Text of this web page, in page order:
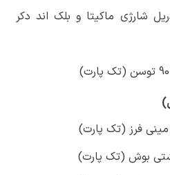
شارژی ماکیتا و بلک اند دکر
فرز (تک پارت)
بوش (تک پارت)